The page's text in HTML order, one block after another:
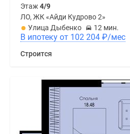
Этаж4/9
ЛО, ЖК «Айди Кудрово 2»
Улица Дыбенко
12 мин.
В ипотеку от 102 204 ₽/мес
Строится